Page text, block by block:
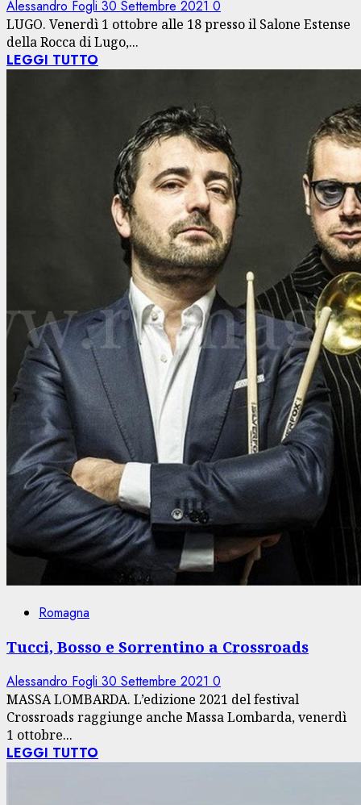
Alessandro Fogli 30 Settembre 2021 0
LUGO. Venerdì 1 ottobre alle 18 presso il Salone Estense
della Rocca di Lugo,...
LEGGI TUTTO
Romagna
Tucci, Bosso e Sorrentino a Crossroads
Alessandro Fogli 30 Settembre 2021 0
MASSA LOMBARDA. L’edizione 2021 del festival
Crossroads raggiunge anche Massa Lombarda, venerdì
1 ottobre...
LEGGI TUTTO